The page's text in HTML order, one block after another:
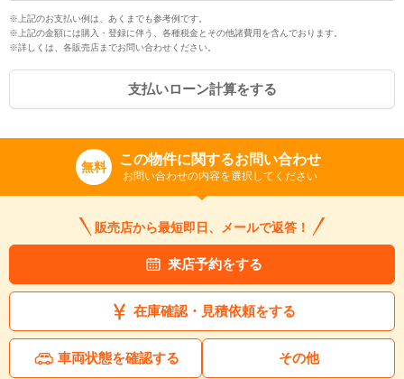
※上記のお支払い例は、あくまでも参考例です。
※上記の金額には購入・登録に伴う、各種税金とその他諸費用を含んでおります。
※詳しくは、各販売店までお問い合わせください。
支払いローン計算をする
無料 この物件に関するお問い合わせ
お問い合わせの内容を選択してください
販売店から最短即日、メールで返答！
来店予約をする
在庫確認・見積依頼をする
車両状態を確認する その他